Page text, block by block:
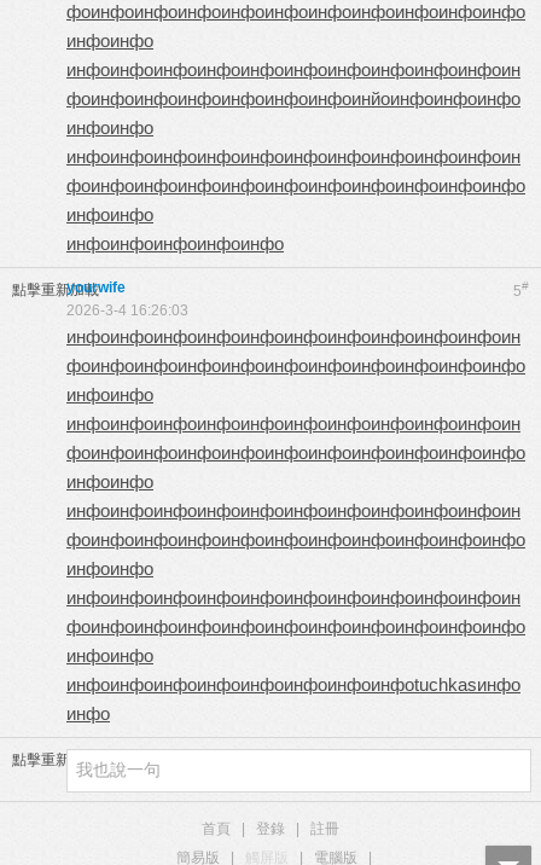
фоинфоинфоинфоинфоинфоинфоинфоинфоинфоинфо
инфоинфо
инфоинфоинфоинфоинфоинфоинфоинфоинфоинфоин
фоинфоинфоинфоинфоинфоинфоинйоинфоинфоинфо
инфоинфо
инфоинфоинфоинфоинфоинфоинфоинфоинфоинфоин
фоинфоинфоинфоинфоинфоинфоинфоинфоинфоинфо
инфоинфо
инфоинфоинфоинфоинфо
點擊重新加載 5#
yourwife
2026-3-4 16:26:03
инфоинфоинфоинфоинфоинфоинфоинфоинфоинфоин
фоинфоинфоинфоинфоинфоинфоинфоинфоинфоинфо
инфоинфо
инфоинфоинфоинфоинфоинфоинфоинфоинфоинфоин
фоинфоинфоинфоинфоинфоинфоинфоинфоинфоинфо
инфоинфо
инфоинфоинфоинфоинфоинфоинфоинфоинфоинфоин
фоинфоинфоинфоинфоинфоинфоинфоинфоинфоинфо
инфоинфо
инфоинфоинфоинфоинфоинфоинфоинфоинфоинфоин
фоинфоинфоинфоинфоинфоинфоинфоинфоинфоинфо
инфоинфо
инфоинфоинфоинфоинфоинфоинфоинфоtuchkasинфо
инфо
點擊重新加載
首頁 登錄
註冊
簡易版
觸屏版 電腦版